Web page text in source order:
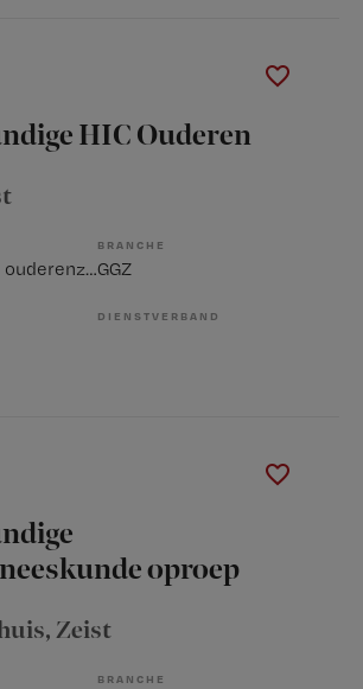
HIC Ouderen
Verpleegkundige ouderenzorg
BRANCHE
GGZ
DIENSTVERBAND
oproep
, Zeist
BRANCHE